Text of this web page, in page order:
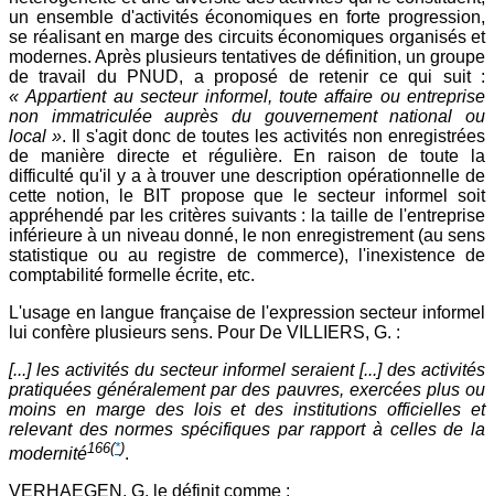
un ensemble d'activités économiques en forte progression,
se réalisant en marge des circuits économiques organisés et
modernes. Après plusieurs tentatives de définition, un groupe
de travail du PNUD, a proposé de retenir ce qui suit :
« Appartient au secteur informel, toute affaire ou entreprise
non immatriculée auprès du gouvernement national ou
local ». Il s'agit donc de toutes les activités non enregistrées
de manière directe et régulière. En raison de toute la
difficulté qu'il y a à trouver une description opérationnelle de
cette notion, le BIT propose que le secteur informel soit
appréhendé par les critères suivants : la taille de l'entreprise
inférieure à un niveau donné, le non enregistrement (au sens
statistique ou au registre de commerce), l'inexistence de
comptabilité formelle écrite, etc.
L'usage en langue française de l'expression secteur informel
lui confère plusieurs sens. Pour De VILLIERS, G. :
[...] les activités du secteur informel seraient [...] des activités
pratiquées généralement par des pauvres, exercées plus ou
moins en marge des lois et des institutions officielles et
relevant des normes spécifiques par rapport à celles de la
modernité166(*).
VERHAEGEN, G. le définit comme :